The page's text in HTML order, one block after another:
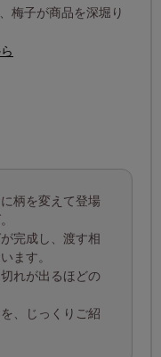
梅子が商品を深堀り
柄を変えて登場
完成し、渡す相
ます。
れが出るほどの
、じっくりご紹